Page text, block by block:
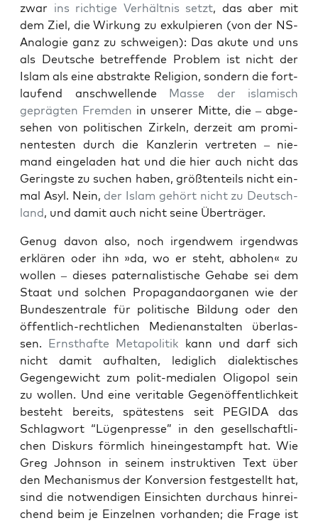
zwar ins rich­ti­ge Ver­hält­nis setzt, das aber mit
dem Ziel, die Wir­kung zu exkul­pie­ren (von der NS-
Ana­lo­gie ganz zu schwei­gen): Das aku­te und uns
als Deut­sche betref­fen­de Pro­blem ist nicht der
Islam als eine abs­trak­te Reli­gi­on, son­dern die fort­
lau­fend anschwel­len­de Mas­se der isla­misch
gepräg­ten Frem­den in unse­rer Mit­te, die – abge­
se­hen von poli­ti­schen Zir­keln, der­zeit am pro­mi­
nen­tes­ten durch die Kanz­le­rin ver­tre­ten – nie­
mand ein­ge­la­den hat und die hier auch nicht das
Gerings­te zu suchen haben, größ­ten­teils nicht ein­
mal Asyl. Nein, der Islam gehört nicht zu Deutsch­
land, und damit auch nicht sei­ne Überträger.
Genug davon also, noch irgend­wem irgend­was
erklä­ren oder ihn »da, wo er steht, abho­len« zu
wol­len – die­ses pater­na­lis­ti­sche Geha­be sei dem
Staat und sol­chen Pro­pa­gan­da­or­ga­nen wie der
Bun­des­zen­tra­le für poli­ti­sche Bil­dung oder den
öffent­lich-recht­li­chen Medi­en­an­stal­ten über­las­
sen. Ernst­haf­te Meta­po­li­tik kann und darf sich
nicht damit auf­hal­ten, ledig­lich dia­lek­ti­sches
Gegen­ge­wicht zum polit-media­len Oli­go­pol sein
zu wol­len. Und eine veri­ta­ble Gegen­öf­fent­lich­keit
besteht bereits, spä­tes­tens seit PEGIDA das
Schlag­wort “Lügen­pres­se” in den gesell­schaft­li­
chen Dis­kurs förm­lich hin­ein­ge­stampft hat. Wie
Greg John­son in sei­nem instruk­ti­ven Text über
den Mecha­nis­mus der Kon­ver­si­on fest­ge­stellt hat,
sind die not­wen­di­gen Ein­sich­ten durch­aus hin­rei­
chend beim je Ein­zel­nen vor­han­den; die Fra­ge ist